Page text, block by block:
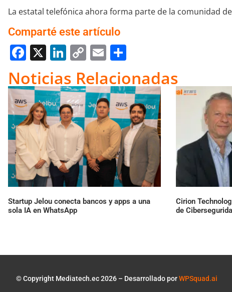
La estatal telefónica ahora forma parte de la comunidad
Comparté este artículo
Facebook
X LinkedIn
Copy
Link
Email
Noticias Relacionadas
Startup Jelou conecta bancos y apps a una
sola IA en WhatsApp
Cirion
de
© Copyright Mediatech.ec 2026 – Desarrollado porWPSquad.ai